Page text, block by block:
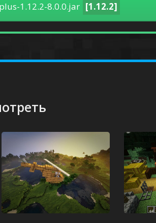
1.12.2-8.0.0.jar [1.12.2]